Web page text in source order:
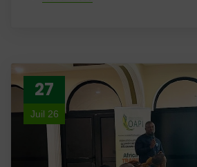
27
Juil 26